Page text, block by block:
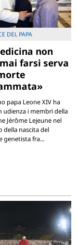
DEL PAPA
non
farsi serva
papa Leone XIV ha
udienza i membri della
Jérôme Lejeune nel
della nascita del
genetista fra...